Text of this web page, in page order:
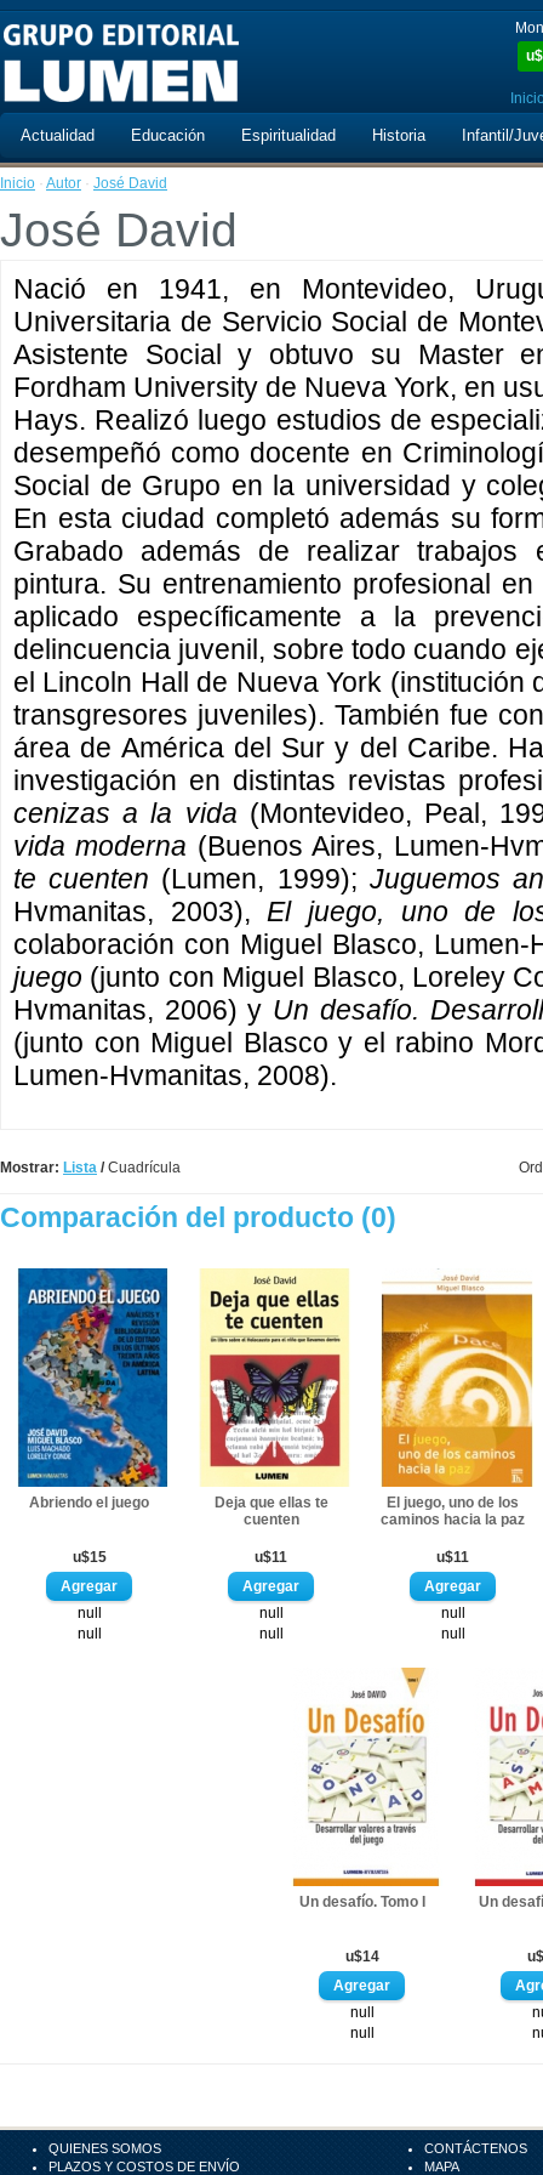
u$
Actualidad Educación Espiritualidad Historia Infantil/
Inicio · Autor · José David
José David
Nació en 1941, en Montevideo,
Universitaria de Servicio Social de
Asistente Social y obtuvo su Master
Fordham University de Nueva York, en
Hays. Realizó luego estudios de
desempeñó como docente en
Social de Grupo en la universidad y
En esta ciudad completó además su
Grabado además de realizar trabajos
pintura. Su entrenamiento profesional
aplicado específicamente a la
delincuencia juvenil, sobre todo cuando
el Lincoln Hall de Nueva York (institución
transgresores juveniles). También fue
área de América del Sur y del Caribe.
investigación en distintas revistas
cenizas a la vida (Montevideo, Peal,
vida moderna (Buenos Aires, Lumen-
te cuenten (Lumen, 1999); Juguemos
Hvmanitas, 2003), El juego, uno de
colaboración con Miguel Blasco,
juego (junto con Miguel Blasco, Loreley
Hvmanitas, 2006) y Un desafío.
(junto con Miguel Blasco y el rabino
Lumen-Hvmanitas, 2008).
Mostrar: Lista /Cuadrícula
Comparación del producto (0)
Abriendo el juego
u$15
null
null
Deja que ellas te
cuenten
u$11
null
null
El juego, uno de los
caminos hacia la paz
u$11
null
null
Un desafío. Tomo I
u$14
null
null
Un
QUIENES SOMOS
PLAZOS Y COSTOS DE ENVÍO
CONTÁCTENOS
MAPA